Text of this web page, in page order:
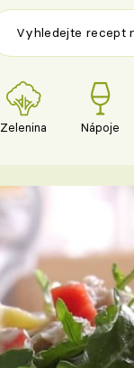
Zelenina Nápoje